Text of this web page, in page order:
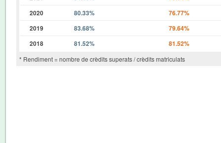
2020
80.33%
76.77%
2019
83.68%
79.64%
2018
81.52% 81.52%
* Rendiment = nombre de crèdits superats / crèdits matriculats